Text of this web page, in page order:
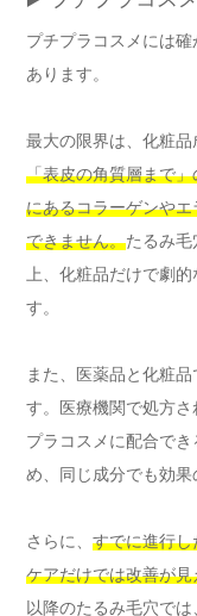
プチプラコスメには
あります。
最大の限界は、化粧品
「表皮の角質層まで
にあるコラーゲンや
できません。たるみ
上、化粧品だけで劇
す。
また、医薬品と化粧
す。医療機関で処方
プラコスメに配合で
め、同じ成分でも効果
さらに、 すでに進行
ケアだけでは改善が
以降のたるみ毛穴で